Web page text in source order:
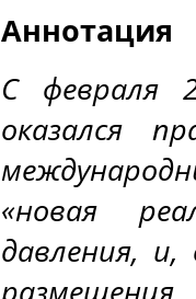
Аннотация
С февраля
оказался
«новая
давления, и,